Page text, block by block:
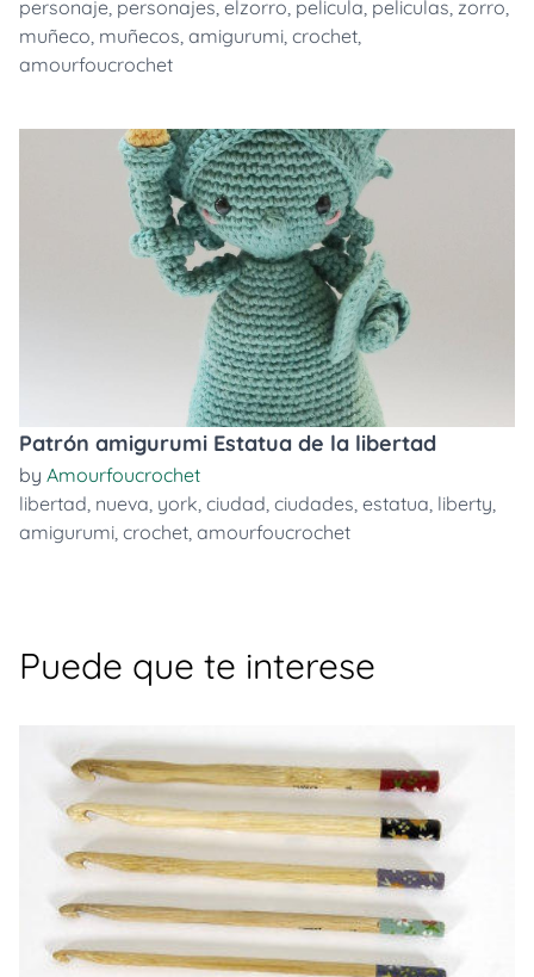
personaje, personajes, elzorro, pelicula, peliculas, zorro,
muñeco, muñecos, amigurumi, crochet,
amourfoucrochet
Patrón amigurumi Estatua de la libertad
by Amourfoucrochet
libertad, nueva, york, ciudad, ciudades, estatua, liberty,
amigurumi, crochet, amourfoucrochet
Puede que te interese